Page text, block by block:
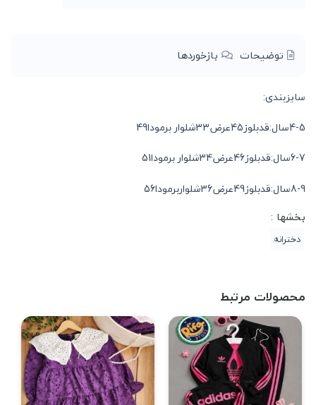
توضیحات بازخوردها
سایزبندی:
4-5سال:قدبلوز45عرض33شلوار برمودا49
6-7سال:قدبلوز46عرض34شلوار برمودا51
8-9سال:قدبلوز49عرض36شلواربرمودا56
بخشها :
دخترانه
محصولات مرتبط